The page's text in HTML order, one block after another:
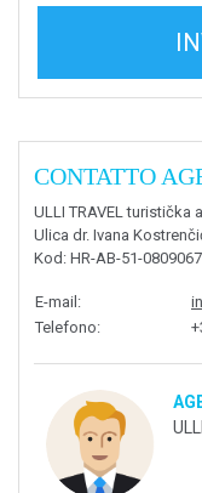
CONTATTO
ULLI TRAVEL turistička
Ulica dr. Ivana
Kod : HR-AB-51-
E-mail :
Telefono: